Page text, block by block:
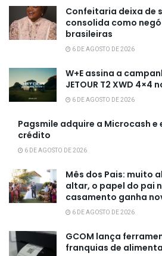
Confeitaria deixa de
consolida como
brasileiras
6 DE AGOSTO DE 2026
W+E assina a
JETOUR T2 XWD 4×4
6 DE AGOSTO DE 2026
Pagsmile adquire a Microcash
crédito
6 DE AGOSTO DE 2026
Mês dos Pais: muito
altar, o papel do pai
casamento ganha
6 DE AGOSTO DE 2026
GCOM lança
franquias de